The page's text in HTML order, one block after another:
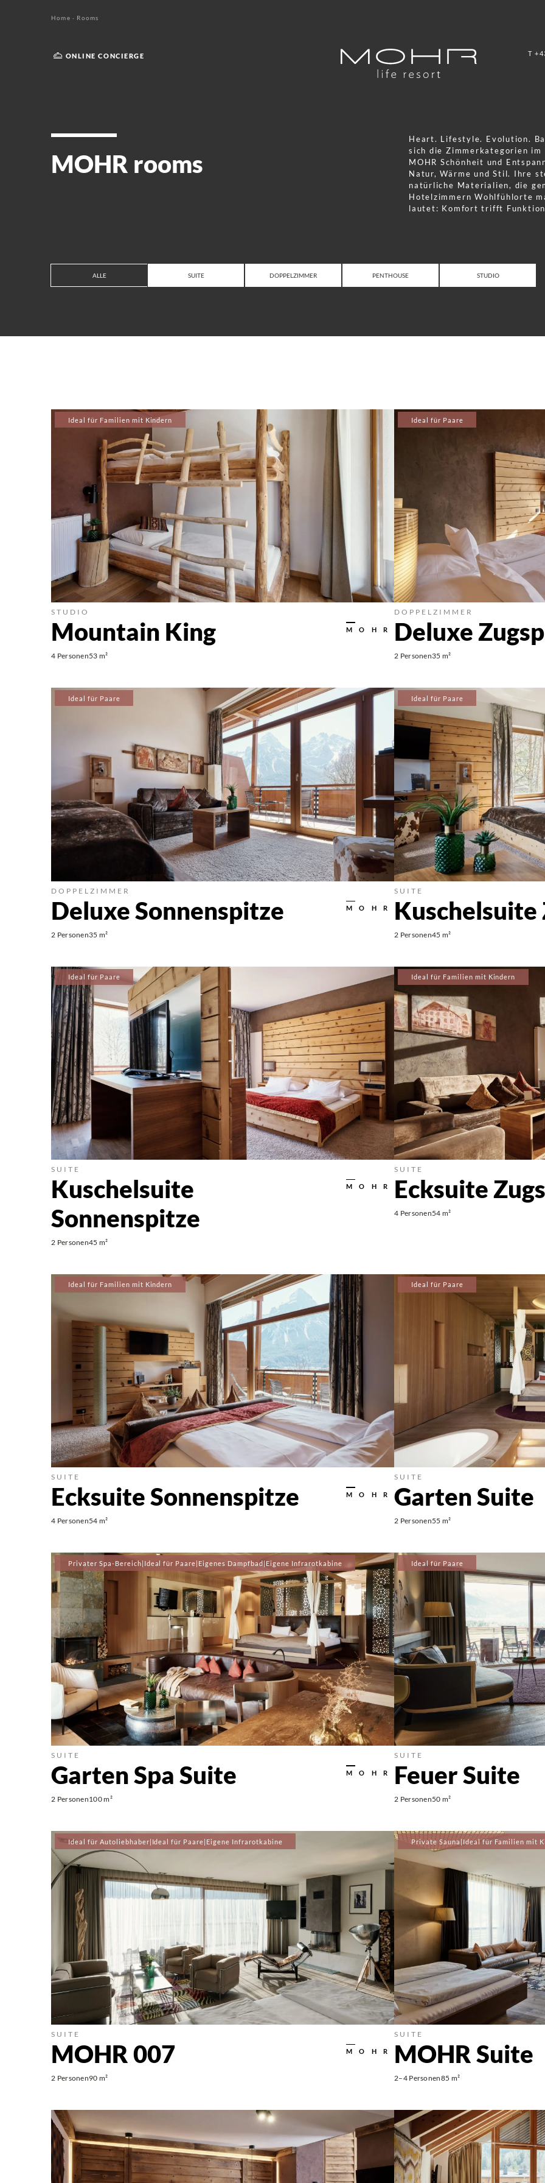
ONLINE CONCIERGE T
Home · Rooms
MOHR rooms
Heart. Lifestyle. Evolution.
sich die Zimmerkategorien
MOHR Schönheit und
Natur, Wärme und Stil. Ihre
natürliche Materialien, die
Hotelzimmern Wohlfühlorte
lautet: Komfort trifft
ALLE SUITE DOPPELZIMMER PENTHOUSE STUDIO
Ideal für Familien mit Kindern
STUDIO
Mountain King
4 Personen53 m²
MOHR
Ideal für Paare
DOPPELZIMMER
Deluxe
2 Personen35 m²
Ideal für Paare
DOPPELZIMMER
Deluxe Sonnenspitze
2 Personen35 m²
MOHR
Ideal für Paare
SUITE
Kuschelsuite
2 Personen45 m²
Ideal für Paare
SUITE
Kuschelsuite
Sonnenspitze
2 Personen45 m²
MOHR
Ideal für Familien mit Kindern
SUITE
Ecksuite
4 Personen54 m²
Ideal für Familien mit Kindern
SUITE
Ecksuite Sonnenspitze
4 Personen54 m²
MOHR
Ideal für Paare
SUITE
Garten Suite
2 Personen55 m²
Privater Spa-Bereich| Ideal für Paare| Eigenes Dampfbad| Eigene Infrarotkabine
SUITE
Garten Spa Suite
2 Personen100 m²
MOHR
Ideal für Paare
SUITE
Feuer Suite
2 Personen50 m²
Ideal für Autoliebhaber| Ideal für Paare| Eigene Infrarotkabine
SUITE
MOHR 007
2 Personen90 m²
MOHR
Private Sauna | Ideal für Familien mit
SUITE
MOHR Suite
2–4 Personen85 m²